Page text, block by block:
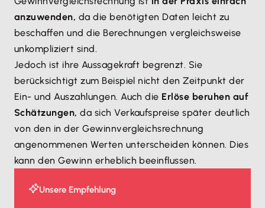
anzuwenden, da die benötigten Daten leicht zu
beschaffen und die Berechnungen vergleichsweise
unkompliziert sind.
Jedoch ist ihre Aussagekraft begrenzt. Sie
berücksichtigt zum Beispiel nicht den Zeitpunkt der
Ein- und Auszahlungen. Auch die Erlöse beruhen auf
Schätzungen, da sich Verkaufspreise später deutlich
von den in der Gewinnvergleichsrechnung
angenommenen Werten unterscheiden können. Dies
kann den Gewinn erheblich beeinflussen.
Unsere Empfehlung